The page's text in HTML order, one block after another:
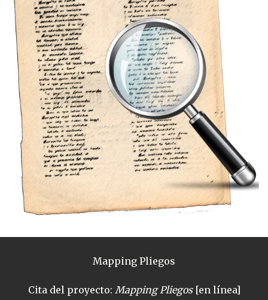
Mapping Pliegos
Cita del proyecto: Mapping Pliegos[en línea]